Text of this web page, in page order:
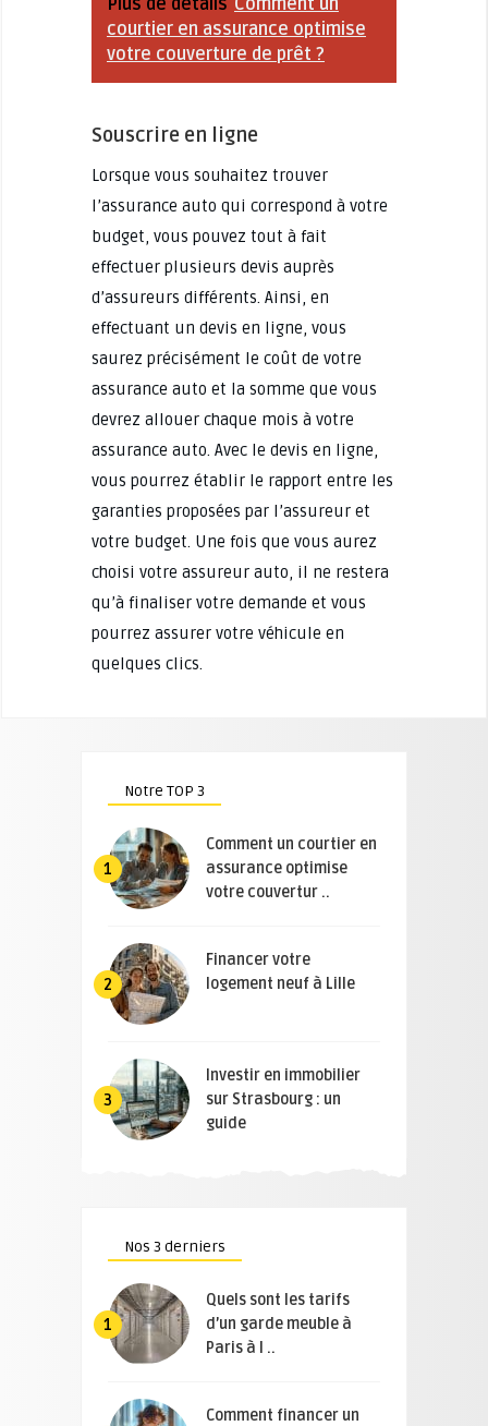
courtier en assurance optimise
votre couverture de prêt ?
Souscrire en ligne
Lorsque vous souhaitez trouver
l’assurance auto qui correspond à votre
budget, vous pouvez tout à fait
effectuer plusieurs devis auprès
d’assureurs différents. Ainsi, en
effectuant un devis en ligne, vous
saurez précisément le coût de votre
assurance auto et la somme que vous
devrez allouer chaque mois à votre
assurance auto. Avec le devis en ligne,
vous pourrez établir le rapport entre les
garanties proposées par l’assureur et
votre budget. Une fois que vous aurez
choisi votre assureur auto, il ne restera
qu’à finaliser votre demande et vous
pourrez assurer votre véhicule en
quelques clics.
Notre TOP 3
1
Comment un courtier en
assurance optimise
votre couvertur ..
2
Financer votre
logement neuf à Lille
3
Investir en immobilier
sur Strasbourg : un
guide
Nos 3 derniers
1
Quels sont les tarifs
d’un garde meuble à
Paris à l ..
Comment financer un